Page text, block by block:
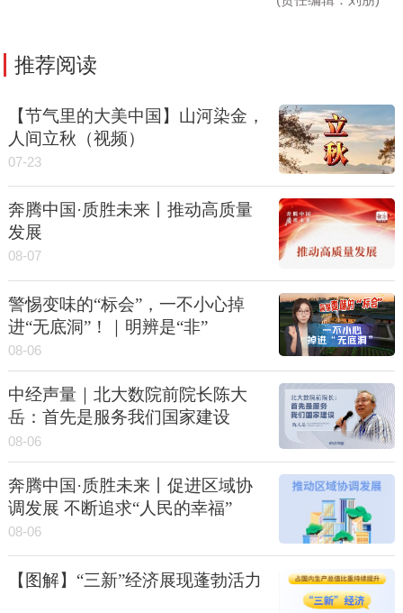
推荐阅读
【节气里的大美中国】山河染金，
人间立秋（视频）
07-23
奔腾中国·质胜未来丨推动高质量
发展
08-07
警惕变味的“标会”，一不小心掉
进“无底洞”！｜明辨是“非”
08-06
中经声量｜北大数院前院长陈大
岳：首先是服务我们国家建设
08-06
奔腾中国·质胜未来丨促进区域协
调发展 不断追求“人民的幸福”
08-06
【图解】“三新”经济展现蓬勃活力